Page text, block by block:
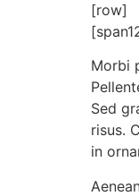
[row]
Morbi
Sed
risus.
in